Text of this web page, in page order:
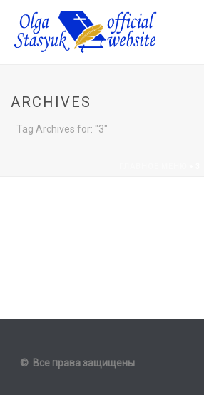
ARCHIVES
Tag Archives for: "3"
© Все права защищены